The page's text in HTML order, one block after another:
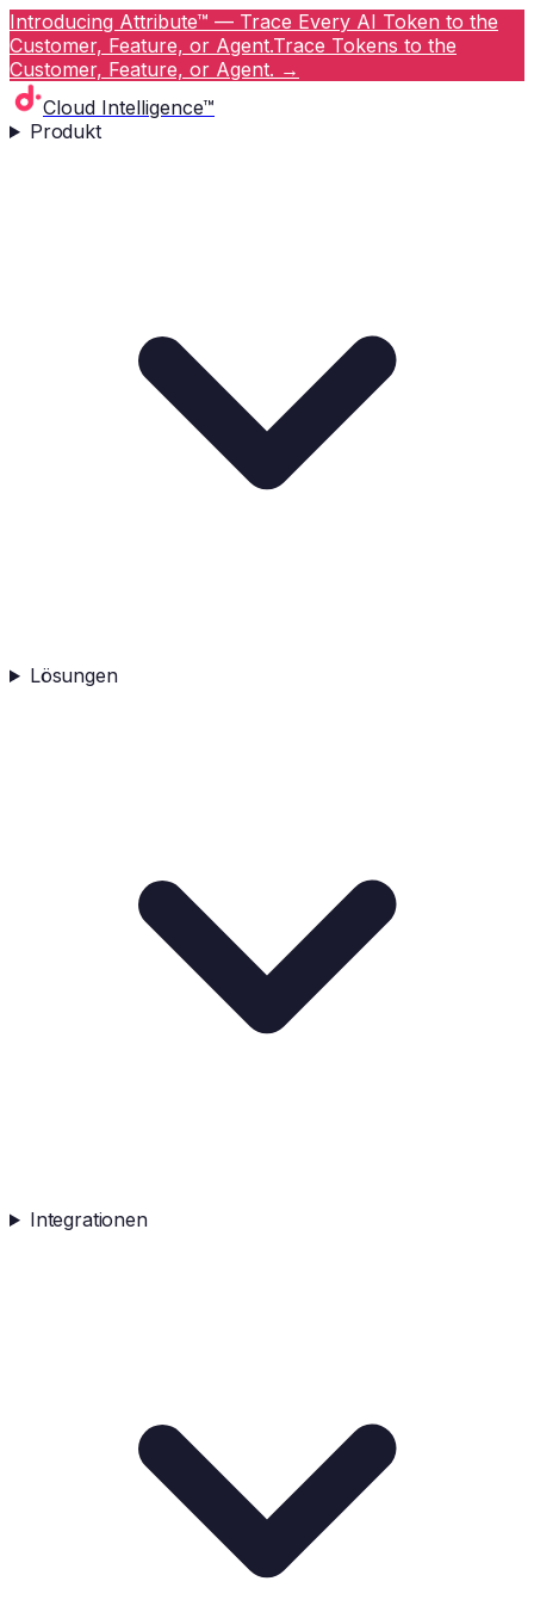
Introducing Attribute™ — Trace Every AI Token to the
Customer, Feature, or Agent.Trace Tokens to the
Customer, Feature, or Agent. →
Cloud Intelligence™
Produkt
Lösungen
Integrationen